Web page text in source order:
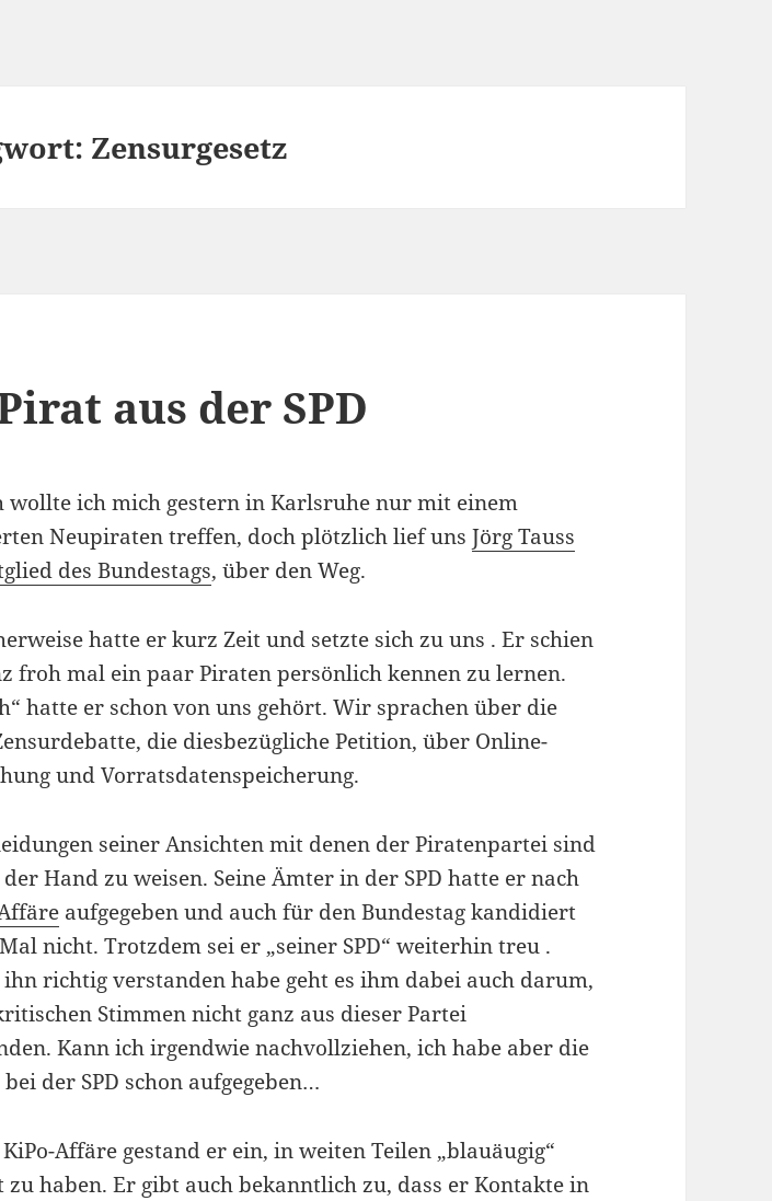
Zensurgesetz
aus der SPD
wollte ich mich gestern in Karlsruhe nur mit einem
Neupiraten treffen, doch plötzlich lief unsJörg Tauss
des Bundestags, über den Weg.
hatte er kurz Zeit und setzte sich zu uns . Er schien
froh mal ein paar Piraten persönlich kennen zu lernen.
hatte er schon von uns gehört. Wir sprachen über die
die diesbezügliche Petition, über Online-
und Vorratsdatenspeicherung.
seiner Ansichten mit denen der Piratenpartei sind
Hand zu weisen. Seine Ämter in der SPD hatte er nach
aufgegeben und auch für den Bundestag kandidiert
nicht. Trotzdem sei er „seiner SPD“ weiterhin treu .
richtig verstanden habe geht es ihm dabei auch darum,
Stimmen nicht ganz aus dieser Partei
Kann ich irgendwie nachvollziehen, ich habe aber die
der SPD schon aufgegeben…
Affäre gestand er ein, in weiten Teilen „blauäugig“
zu haben. Er gibt auch bekanntlich zu, dass er Kontakte in